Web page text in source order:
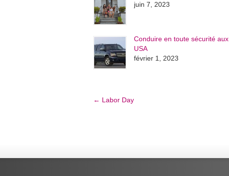
juin 7, 2023
Conduire en toute sécurité aux
USA
février 1, 2023
← Labor Day